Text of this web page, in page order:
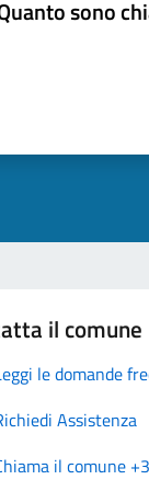
sono
il comune
le domande
Assistenza
il comune